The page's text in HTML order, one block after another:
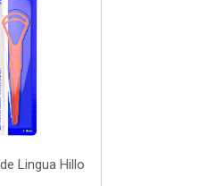
Lingua Hillo